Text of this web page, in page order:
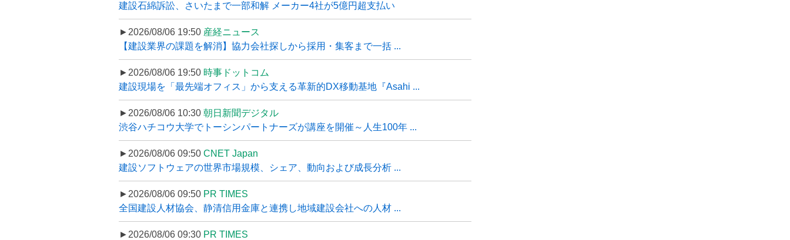
建設石綿訴訟、さいたまで一部和解 メーカー4社が5億円超支払い
►2026/08/06 19:50 産経ニュース
【建設業界の課題を解消】協力会社探しから採用・集客まで一括 ...
►2026/08/06 19:50 時事ドットコム
建設現場を「最先端オフィス」から支える革新的DX移動基地『Asahi ...
►2026/08/06 10:30 朝日新聞デジタル
渋谷ハチコウ大学でトーシンパートナーズが講座を開催～人生100年 ...
►2026/08/06 09:50 CNET Japan
建設ソフトウェアの世界市場規模、シェア、動向および成長分析 ...
►2026/08/06 09:50 PR TIMES
全国建設人材協会、静清信用金庫と連携し地域建設会社への人材 ...
►2026/08/06 09:30 PR TIMES